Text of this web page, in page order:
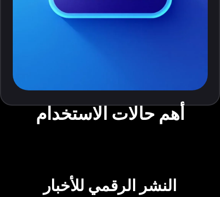
أهم حالات الاستخدام
النشر الرقمي للأخبار